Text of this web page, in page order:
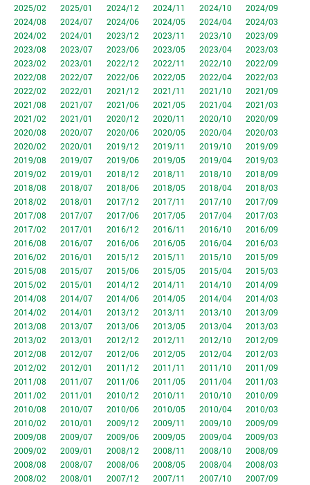
2025/02
2025/01 2024/12 2024/11 2024/10
2024/09
2024/08
2024/07 2024/06 2024/05 2024/04
2024/03
2024/02
2024/01 2023/12 2023/11 2023/10
2023/09
2023/08
2023/07 2023/06 2023/05 2023/04
2023/03
2023/02
2023/01 2022/12 2022/11 2022/10
2022/09
2022/08
2022/07 2022/06 2022/05 2022/04
2022/03
2022/02
2022/01 2021/12 2021/11 2021/10
2021/09
2021/08
2021/07 2021/06 2021/05 2021/04
2021/03
2021/02
2021/01 2020/12 2020/11 2020/10
2020/09
2020/08
2020/07 2020/06 2020/05 2020/04
2020/03
2020/02
2020/01 2019/12 2019/11 2019/10
2019/09
2019/08
2019/07 2019/06 2019/05 2019/04
2019/03
2019/02
2019/01 2018/12 2018/11 2018/10
2018/09
2018/08
2018/07 2018/06 2018/05 2018/04
2018/03
2018/02
2018/01 2017/12 2017/11 2017/10
2017/09
2017/08
2017/07 2017/06 2017/05 2017/04
2017/03
2017/02
2017/01 2016/12 2016/11 2016/10
2016/09
2016/08
2016/07 2016/06 2016/05 2016/04
2016/03
2016/02
2016/01 2015/12 2015/11 2015/10
2015/09
2015/08
2015/07 2015/06 2015/05 2015/04
2015/03
2015/02
2015/01 2014/12 2014/11 2014/10
2014/09
2014/08
2014/07 2014/06 2014/05 2014/04
2014/03
2014/02
2014/01 2013/12 2013/11 2013/10
2013/09
2013/08
2013/07 2013/06 2013/05 2013/04
2013/03
2013/02
2013/01 2012/12 2012/11 2012/10
2012/09
2012/08
2012/07 2012/06 2012/05 2012/04
2012/03
2012/02
2012/01 2011/12 2011/11 2011/10
2011/09
2011/08
2011/07 2011/06 2011/05 2011/04
2011/03
2011/02
2011/01 2010/12 2010/11 2010/10
2010/09
2010/08
2010/07 2010/06 2010/05 2010/04
2010/03
2010/02
2010/01 2009/12 2009/11 2009/10
2009/09
2009/08
2009/07 2009/06 2009/05 2009/04
2009/03
2009/02
2009/01 2008/12 2008/11 2008/10
2008/09
2008/08
2008/07 2008/06 2008/05 2008/04
2008/03
2008/02
2008/01 2007/12 2007/11 2007/10
2007/09